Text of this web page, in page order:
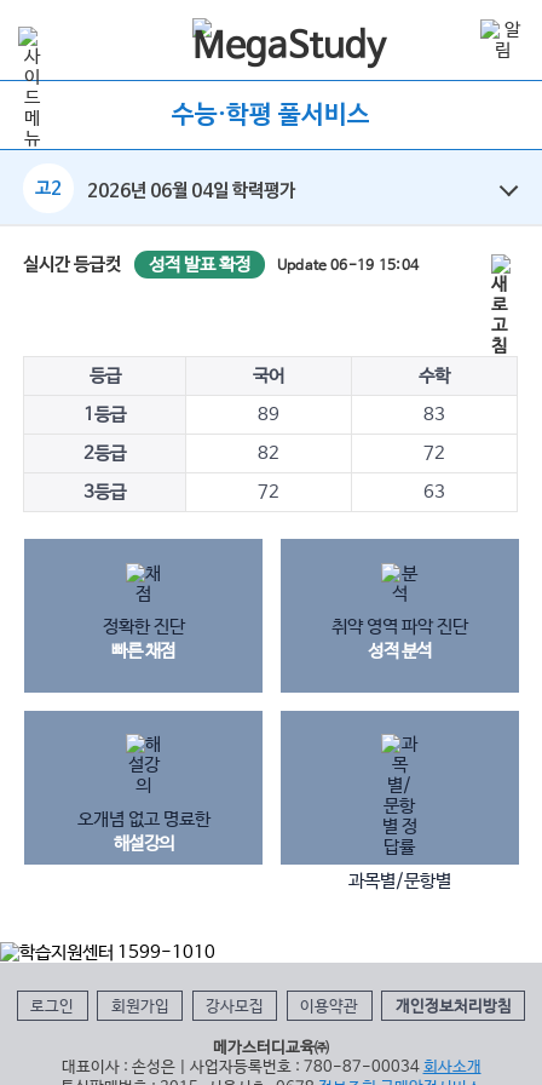
수능·학평 풀서비스
고2 2026년 06월 04일 학력평가
실시간 등급컷 성적 발표 확정 Update 06-19 15:04
등급 국어
수학
1등급
89
83
2등급
82
72
3등급
72 63
정확한 진단
빠른 채점
취약 영역 파악 진단
성적 분석
오개념 없고 명료한
해설강의
과목별/문항별
로그인 회원가입 강사모집 이용약관 개인정보처리방침
메가스터디교육㈜
대표이사 : 손성은 | 사업자등록번호 : 780-87-00034 회사소개